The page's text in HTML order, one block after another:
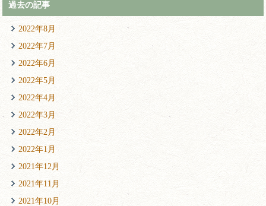
過去の記事
2022年8月
2022年7月
2022年6月
2022年5月
2022年4月
2022年3月
2022年2月
2022年1月
2021年12月
2021年11月
2021年10月